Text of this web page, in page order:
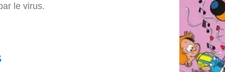
le virus.